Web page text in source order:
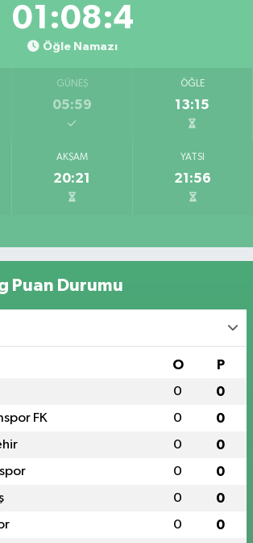
01:08:4
Öğle Namazı
GÜNEŞ
05:59
ÖĞLE
13:15
AKŞAM
20:21
YATSI
21:56
Puan Durumu
O P
0 0
FK 0 0
0 0
0 0
0 0
0 0